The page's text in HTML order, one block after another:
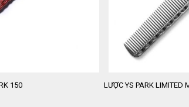
150 LƯỢC YS PARK LIMITED